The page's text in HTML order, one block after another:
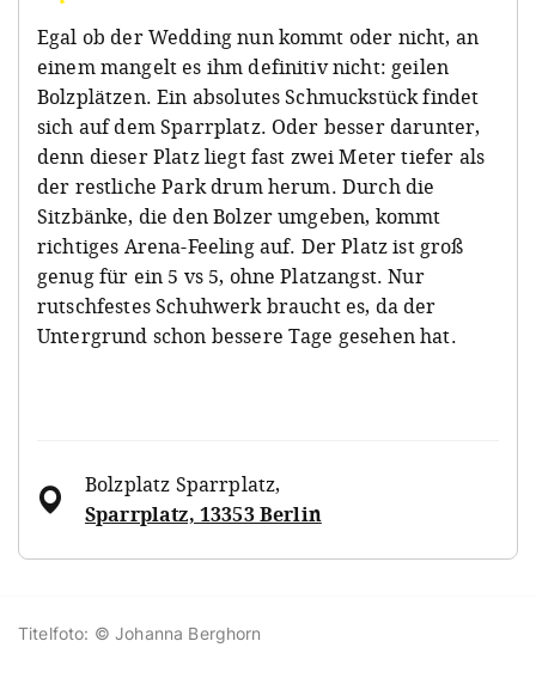
Egal ob der Wedding nun kommt oder nicht, an
einem mangelt es ihm definitiv nicht: geilen
Bolzplätzen. Ein absolutes Schmuckstück findet
sich auf dem Sparrplatz. Oder besser darunter,
denn dieser Platz liegt fast zwei Meter tiefer als
der restliche Park drum herum. Durch die
Sitzbänke, die den Bolzer umgeben, kommt
richtiges Arena-Feeling auf. Der Platz ist groß
genug für ein 5 vs 5, ohne Platzangst. Nur
rutschfestes Schuhwerk braucht es, da der
Untergrund schon bessere Tage gesehen hat.
Bolzplatz Sparrplatz,
Sparrplatz, 13353 Berlin
Titelfoto: © Johanna Berghorn